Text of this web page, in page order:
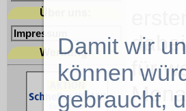
Über uns:
Impressum
Werbung:
für
Damit wir
können
gebraucht,